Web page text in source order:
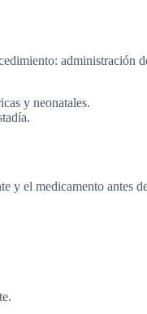
administración
y neonatales.
y el medicamento antes